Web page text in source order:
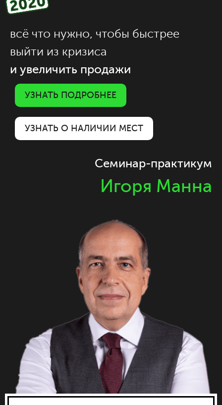
всё что нужно, чтобы быстрее
выйти из кризиса
и увеличить продажи
УЗНАТЬ ПОДРОБНЕЕ
УЗНАТЬ О НАЛИЧИИ МЕСТ
Семинар-практикум
Игоря Манна